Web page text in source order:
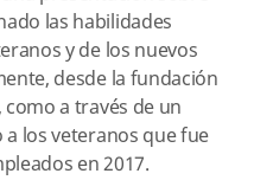
las habilidades
y de los nuevos
desde la fundación
a través de un
los veteranos que fue
en 2017.